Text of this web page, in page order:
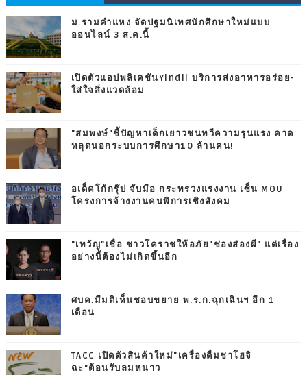
ม.รามคำแหง จัดปฐมนิเทศนักศึกษาใหม่แบบ
ออนไลน์ 3 ส.ค.นี้
เปิดตัวแอปพลิเคชันYindii บริการส่งอาหารอร่อย-
ใส่ใจสิ่งแวดล้อม
"สมพงษ์"ชี้ปัญหาเด็กเยาวชนทวีความรุนแรง คาด
หลุดนอกระบบการศึกษา10 ล้านคน!
อเด็คโก้กรุ๊ป จับมือ กระทรวงแรงงาน เซ็น MOU
โครงการจ้างงานคนพิการเชิงสังคม
"เทวัญ"เชื่อ ชาวโคราชให้อภัย"ช่องส่องผี" แต่เรื่อง
อย่างนี้ต้องไม่เกิดขึ้นอีก
ศบค.มีมติเห็นชอบขยาย พ.ร.ก.ฉุกเฉินฯ อีก 1
เดือน
TACC เปิดตัวสินค้าใหม่"เครื่องดื่มชาโฮจิ
ฉะ"ต้อนรับลมหนาว